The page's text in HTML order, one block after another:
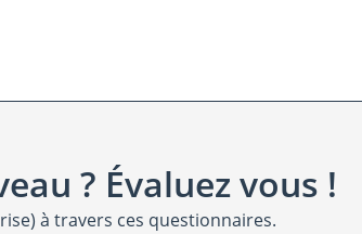
? Évaluez vous !
à travers ces questionnaires.